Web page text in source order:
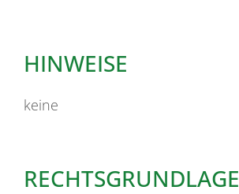
HINWEISE
keine
RECHTSGRUNDLAGE